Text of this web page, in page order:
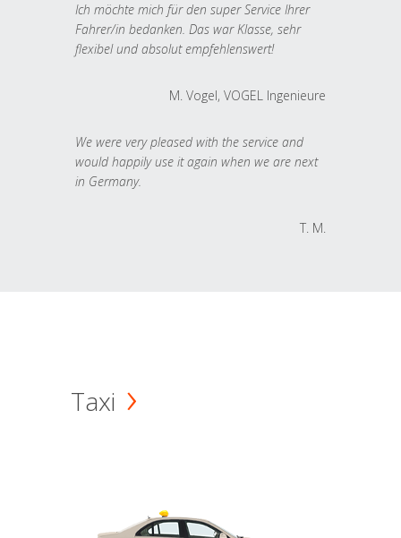
Ich möchte mich für den super Service Ihrer
Fahrer/in bedanken. Das war Klasse, sehr
flexibel und absolut empfehlenswert!
M. Vogel, VOGEL Ingenieure
We were very pleased with the service and
would happily use it again when we are next
in Germany.
T. M.
Taxi